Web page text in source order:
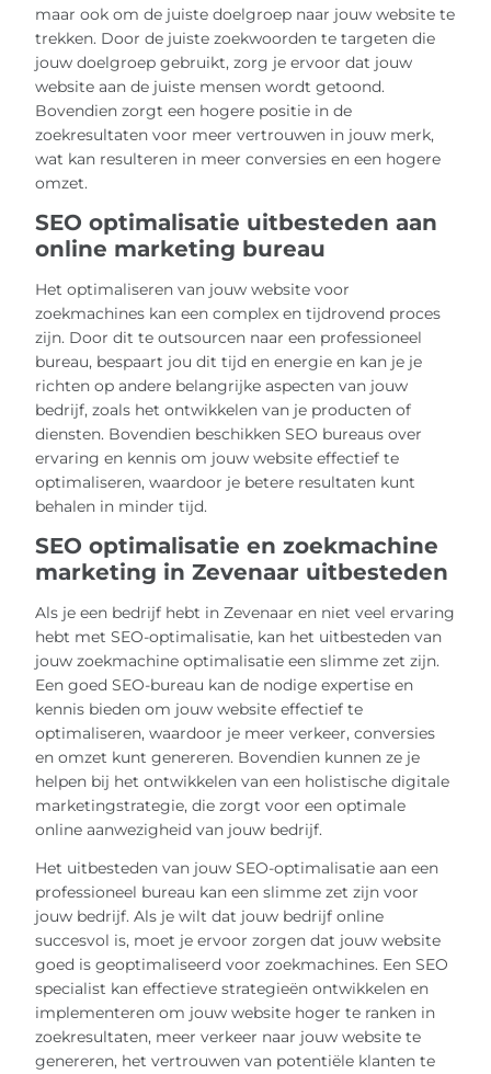
maar ook om de juiste doelgroep naar jouw website te
trekken. Door de juiste zoekwoorden te targeten die
jouw doelgroep gebruikt, zorg je ervoor dat jouw
website aan de juiste mensen wordt getoond.
Bovendien zorgt een hogere positie in de
zoekresultaten voor meer vertrouwen in jouw merk,
wat kan resulteren in meer conversies en een hogere
omzet.
SEO optimalisatie uitbesteden aan
online marketing bureau
Het optimaliseren van jouw website voor
zoekmachines kan een complex en tijdrovend proces
zijn. Door dit te outsourcen naar een professioneel
bureau, bespaart jou dit tijd en energie en kan je je
richten op andere belangrijke aspecten van jouw
bedrijf, zoals het ontwikkelen van je producten of
diensten. Bovendien beschikken SEO bureaus over
ervaring en kennis om jouw website effectief te
optimaliseren, waardoor je betere resultaten kunt
behalen in minder tijd.
SEO optimalisatie en zoekmachine
marketing in Zevenaar uitbesteden
Als je een bedrijf hebt in Zevenaar en niet veel ervaring
hebt met SEO-optimalisatie, kan het uitbesteden van
jouw zoekmachine optimalisatie een slimme zet zijn.
Een goed SEO-bureau kan de nodige expertise en
kennis bieden om jouw website effectief te
optimaliseren, waardoor je meer verkeer, conversies
en omzet kunt genereren. Bovendien kunnen ze je
helpen bij het ontwikkelen van een holistische digitale
marketingstrategie, die zorgt voor een optimale
online aanwezigheid van jouw bedrijf.
Het uitbesteden van jouw SEO-optimalisatie aan een
professioneel bureau kan een slimme zet zijn voor
jouw bedrijf. Als je wilt dat jouw bedrijf online
succesvol is, moet je ervoor zorgen dat jouw website
goed is geoptimaliseerd voor zoekmachines. Een SEO
specialist kan effectieve strategieën ontwikkelen en
implementeren om jouw website hoger te ranken in
zoekresultaten, meer verkeer naar jouw website te
genereren, het vertrouwen van potentiële klanten te